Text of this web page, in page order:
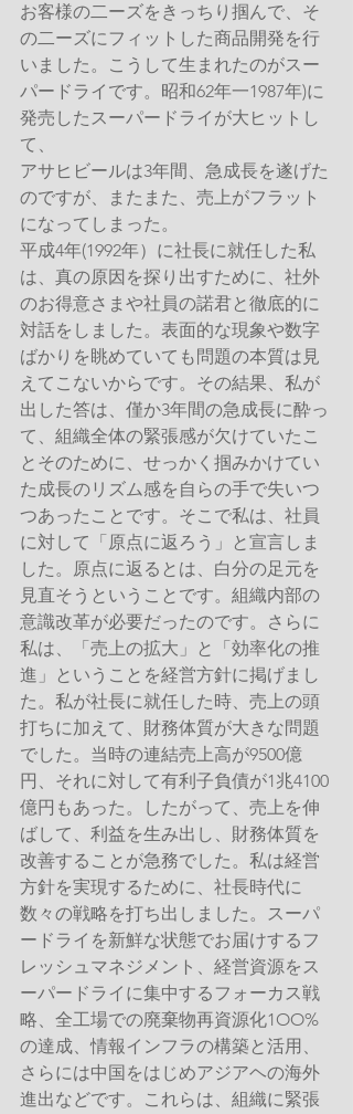
お客様の二ーズをきっちり掴んで、そ
の二ーズにフィットした商品開発を行
いました。こうして生まれたのがスー
パードライです。昭和62年一1987年)に
発売したスーパードライが大ヒットし
て、
アサヒビールは3年間、急成長を遂げた
のですが、またまた、売上がフラット
になってしまった。
平成4年(1992年）に社長に就任した私
は、真の原因を探り出すために、社外
のお得意さまや社員の諾君と徹底的に
対話をしました。表面的な現象や数字
ばかりを眺めていても問題の本質は見
えてこないからです。その結果、私が
出した答は、僅か3年間の急成長に酔っ
て、組織全体の緊張感が欠けていたこ
とそのために、せっかく掴みかけてい
た成長のリズム感を自らの手で失いつ
つあったことです。そこで私は、社員
に対して「原点に返ろう」と宣言しま
した。原点に返るとは、白分の足元を
見直そうということです。組織内部の
意識改革が必要だったのです。さらに
私は、「売上の拡大」と「効率化の推
進」ということを経営方針に掲げまし
た。私が社長に就任した時、売上の頭
打ちに加えて、財務体質が大きな問題
でした。当時の連結売上高が9500億
円、それに対して有利子負債が1兆4100
億円もあった。したがって、売上を伸
ばして、利益を生み出し、財務体質を
改善することが急務でした。私は経営
方針を実現するために、社長時代に
数々の戦略を打ち出しました。スーパ
ードライを新鮮な状態でお届けするフ
レッシュマネジメント、経営資源をス
ーパードライに集中するフォーカス戦
略、全工場での廃棄物再資源化1OO%
の達成、情報インフラの構築と活用、
さらには中国をはじめアジアヘの海外
進出などです。これらは、組織に緊張